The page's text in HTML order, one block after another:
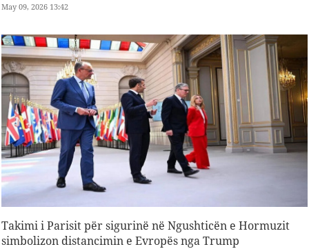
May 09, 2026 13:42
Takimi i Parisit për sigurinë në Ngushticën e Hormuzit
simbolizon distancimin e Evropës nga Trump